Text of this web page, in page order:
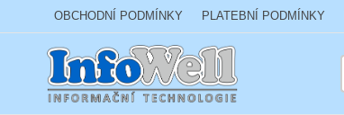
OBCHODNÍ PODMÍNKY PLATEBNÍ PODMÍNKY